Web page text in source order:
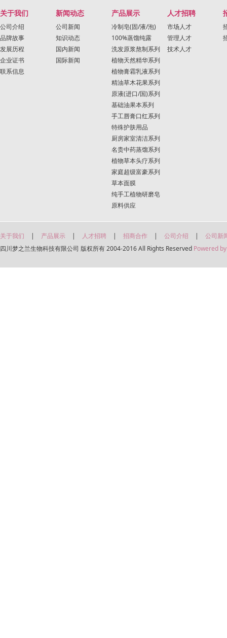
关于我们
公司介绍
品牌故事
发展历程
企业证书
联系信息
新闻动态
公司新闻
知识动态
国内新闻
国际新闻
产品展示
冷制皂(固/液/泡)
100%蒸馏纯露
洗发原浆熬制系列
植物天然精华系列
植物膏霜乳液系列
精油草木花果系列
原液(进口/国)系列
基础油果本系列
手工唇膏口红系列
特殊护肤用品
厨房家室清洁系列
名贵中药蒸馏系列
植物草本头疗系列
家庭超级富豪系列
草本面膜
纯手工植物研磨皂
原料供应
人才招聘
市场人才
管理人才
技术人才
关于我们 | 产品展示 | 人才招聘 | 招商合作 | 公司介绍 |
公司新
四川梦之兰生物科技有限公司 版权所有 2004-2016 All Rights Reserved Powered